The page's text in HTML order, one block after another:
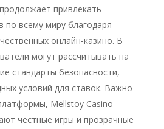
привлекать
по всему миру благодаря
онлайн-казино. В
могут рассчитывать на
стандарты безопасности,
условий для ставок. Важно
Mellstoy Casino
честные игры и прозрачные